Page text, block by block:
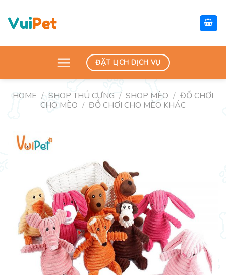
content
ĐẶT LỊCH DỊCH VỤ
HOME / SHOP THÚ CƯNG / SHOP MÈO / ĐỒ CHƠI
CHO MÈO / ĐỒ CHƠI CHO MÈO KHÁC